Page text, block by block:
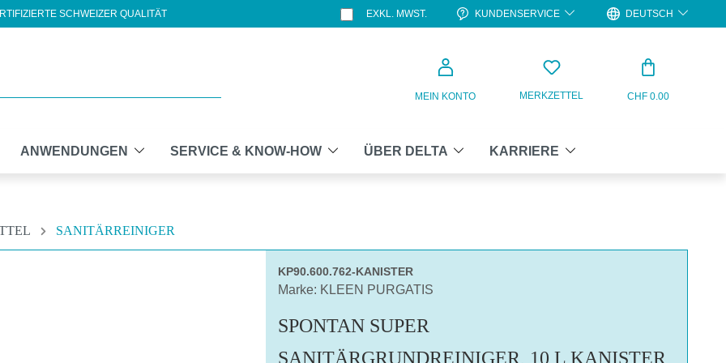
SCHWEIZER QUALITÄT EXKL. MWST. KUNDENSERVICE DEUTSCH
MEIN KONTO MERKZETTEL CHF 0.00
ANWENDUNGEN SERVICE & KNOW-HOW ÜBER DELTA KARRIERE
SANITÄRREINIGER
KP90.600.762-KANISTER
Marke: KLEEN PURGATIS
SPONTAN SUPER
SANITÄRGRUNDREINIGER, 10 L KANISTER